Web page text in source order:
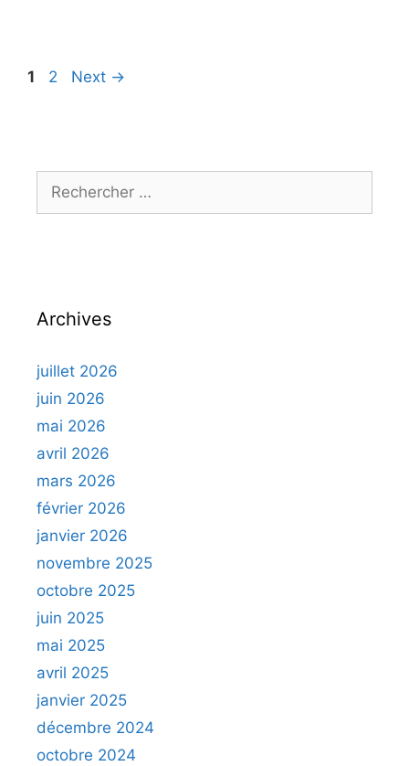
1 2 Next →
Archives
juillet 2026
juin 2026
mai 2026
avril 2026
mars 2026
février 2026
janvier 2026
novembre 2025
octobre 2025
juin 2025
mai 2025
avril 2025
janvier 2025
décembre 2024
octobre 2024